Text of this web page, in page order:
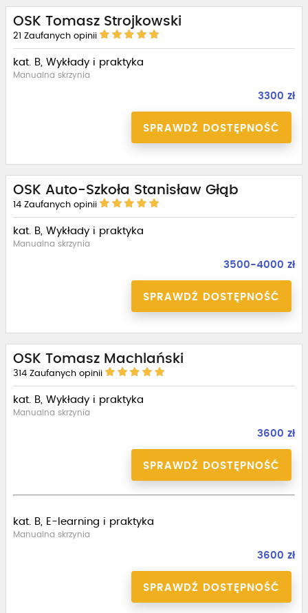
OSK Tomasz Strojkowski
21 Zaufanych opinii
kat. B, Wykłady i praktyka
Manualna skrzynia
3300 zł
SPRAWDŹ DOSTĘPNOŚĆ
OSK Auto-Szkoła Stanisław Głąb
14 Zaufanych opinii
kat. B, Wykłady i praktyka
Manualna skrzynia
3500-4000 zł
SPRAWDŹ DOSTĘPNOŚĆ
OSK Tomasz Machlański
314 Zaufanych opinii
kat. B, Wykłady i praktyka
Manualna skrzynia
3600 zł
SPRAWDŹ DOSTĘPNOŚĆ
kat. B, E-learning i praktyka
Manualna skrzynia
3600 zł
SPRAWDŹ DOSTĘPNOŚĆ